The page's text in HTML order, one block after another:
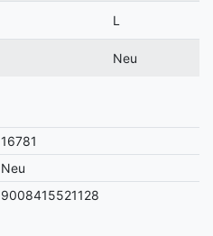
L
Neu
16781
Neu
9008415521128